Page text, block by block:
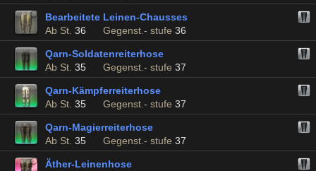
Bearbeitete Leinen-Chausses
Ab St. 36 Gegenst.- stufe 36
Qarn-Soldatenreiterhose
Ab St. 35 Gegenst.- stufe 37
Qarn-Kämpferreiterhose
Ab St. 35 Gegenst.- stufe 37
Qarn-Magierreiterhose
Ab St. 35 Gegenst.- stufe 37
Äther-Leinenhose